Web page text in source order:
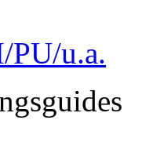
u.a.